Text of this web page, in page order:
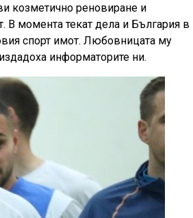
козметично реновиране и
В момента текат дела и България в
спорт имот. Любовницата му
информаторите ни.